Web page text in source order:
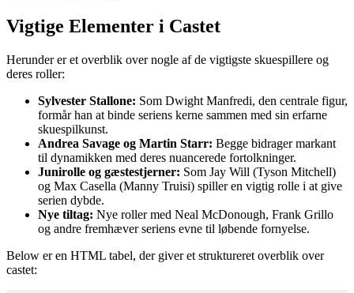
Vigtige Elementer i Castet
Herunder er et overblik over nogle af de vigtigste skuespillere og
deres roller:
Sylvester Stallone: Som Dwight Manfredi, den centrale figur,
formår han at binde seriens kerne sammen med sin erfarne
skuespilkunst.
Andrea Savage og Martin Starr: Begge bidrager markant
til dynamikken med deres nuancerede fortolkninger.
Junirolle og gæstestjerner: Som Jay Will (Tyson Mitchell)
og Max Casella (Manny Truisi) spiller en vigtig rolle i at give
serien dybde.
Nye tiltag: Nye roller med Neal McDonough, Frank Grillo
og andre fremhæver seriens evne til løbende fornyelse.
Below er en HTML tabel, der giver et struktureret overblik over
castet: